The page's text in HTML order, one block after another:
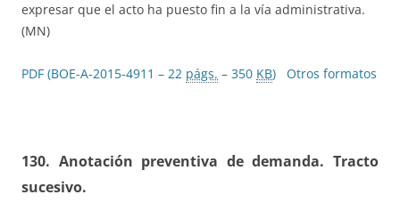
expresar que el acto ha puesto fin a la vía administrativa.
(MN)
PDF (BOE-A-2015-4911 – 22 págs. – 350 KB) Otros formatos
130. Anotación preventiva de demanda. Tracto
sucesivo.